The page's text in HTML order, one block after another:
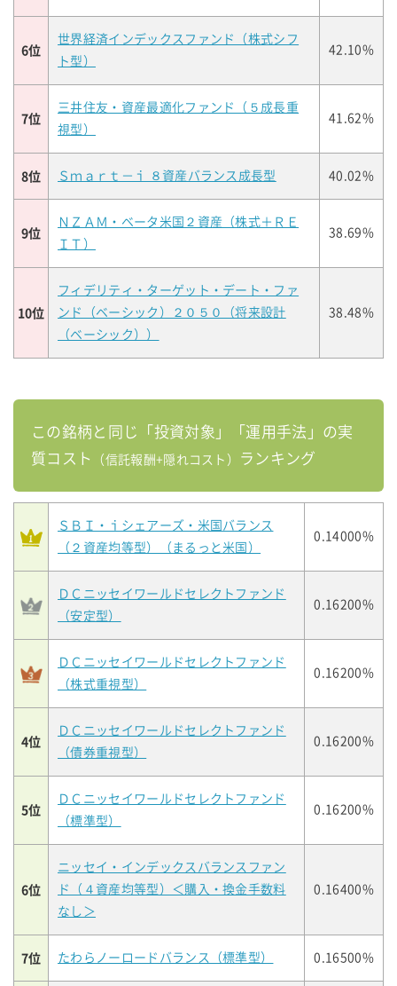
6位
世界経済インデックスファンド（株式シフ
ト型）
42.10%
7位
三井住友・資産最適化ファンド（５成長重
視型）
41.62%
8位 Ｓｍａｒｔ－ｉ ８資産バランス成長型 40.02%
9位
ＮＺＡＭ・ベータ米国２資産（株式＋ＲＥ
ＩＴ）
38.69%
10位
フィデリティ・ターゲット・デート・ファ
ンド（ベーシック）２０５０（将来設計
（ベーシック））
38.48%
この銘柄と同じ「投資対象」「運用手法」の実
質コスト
（信託報酬+隠れコスト） ランキング
ＳＢＩ・ｉシェアーズ・米国バランス
（２資産均等型）（まるっと米国）
0.14000%
ＤＣニッセイワールドセレクトファンド
（安定型）
0.16200%
ＤＣニッセイワールドセレクトファンド
（株式重視型）
0.16200%
4位
ＤＣニッセイワールドセレクトファンド
（債券重視型）
0.16200%
5位
ＤＣニッセイワールドセレクトファンド
（標準型）
0.16200%
6位
ニッセイ・インデックスバランスファン
ド（４資産均等型）＜購入・換金手数料
なし＞
0.16400%
7位 たわらノーロードバランス（標準型） 0.16500%